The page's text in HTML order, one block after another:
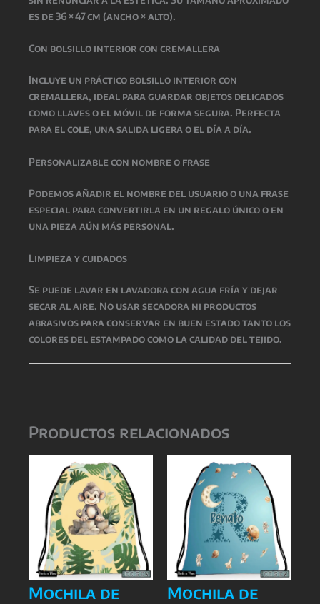
es de 36 × 47 cm (ancho × alto).
Con bolsillo interior con cremallera
Incluye un práctico bolsillo interior con
cremallera, ideal para guardar objetos delicados
como llaves o el móvil de forma segura. Perfecta
para el cole, una salida ligera o el día a día.
Personalizable con nombre o frase
Podemos añadir el nombre del usuario o una frase
especial para convertirla en un regalo único o en
una pieza aún más personal.
Limpieza y cuidados
Se puede lavar en lavadora con agua fría y dejar
secar al aire. No usar secadora ni productos
abrasivos para conservar en buen estado tanto los
colores del estampado como la calidad del tejido.
Productos relacionados
Mochila de
Mochila de